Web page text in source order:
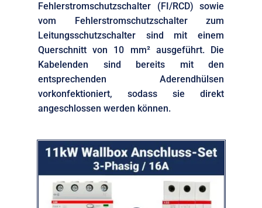
Fehlerstromschutzschalter (FI/RCD) sowie
vom Fehlerstromschutzschalter zum
Leitungsschutzschalter sind mit einem
Querschnitt von 10 mm² ausgeführt. Die
Kabelenden sind bereits mit den
entsprechenden Aderendhülsen
vorkonfektioniert, sodass sie direkt
angeschlossen werden können.